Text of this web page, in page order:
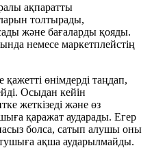
ақпаратты
толтырады,
және бағаларды қояды.
немесе маркетплейстің
қажетті өнімдерді таңдап,
Осыдан кейін
жеткізеді және өз
қаражат аударады. Егер
болса, сатып алушы оны
ақша аударылмайды.